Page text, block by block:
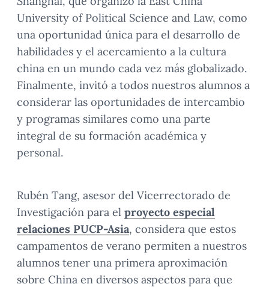
University of Political Science and Law, como
una oportunidad única para el desarrollo de
habilidades y el acercamiento a la cultura
china en un mundo cada vez más globalizado.
Finalmente, invitó a todos nuestros alumnos a
considerar las oportunidades de intercambio
y programas similares como una parte
integral de su formación académica y
personal.
Rubén Tang, asesor del Vicerrectorado de
Investigación para el proyecto especial
relaciones PUCP-Asia, considera que estos
campamentos de verano permiten a nuestros
alumnos tener una primera aproximación
sobre China en diversos aspectos para que